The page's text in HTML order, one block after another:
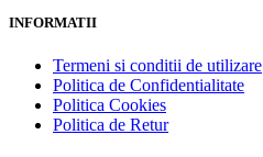
INFORMATII
Termeni si conditii de utilizare
Politica de Confidentialitate
Politica Cookies
Politica de Retur